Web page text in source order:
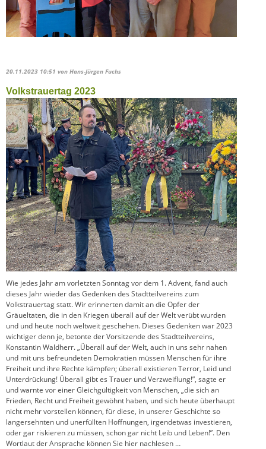
20.11.2023 10:51 von Hans-Jürgen Fuchs
Volkstrauertag 2023
Wie jedes Jahr am vorletzten Sonntag vor dem 1. Advent, fand auch
dieses Jahr wieder das Gedenken des Stadtteilvereins zum
Volkstrauertag statt. Wir erinnerten damit an die Opfer der
Gräueltaten, die in den Kriegen überall auf der Welt verübt wurden
und und heute noch weltweit geschehen. Dieses Gedenken war 2023
wichtiger denn je, betonte der Vorsitzende des Stadtteilvereins,
Konstantin Waldherr. „Überall auf der Welt, auch in uns sehr nahen
und mit uns befreundeten Demokratien müssen Menschen für ihre
Freiheit und ihre Rechte kämpfen; überall existieren Terror, Leid und
Unterdrückung! Überall gibt es Trauer und Verzweiflung!”, sagte er
und warnte vor einer Gleichgültigkeit von Menschen, „die sich an
Frieden, Recht und Freiheit gewöhnt haben, und sich heute überhaupt
nicht mehr vorstellen können, für diese, in unserer Geschichte so
langersehnten und unerfüllten Hoffnungen, irgendetwas investieren,
oder gar riskieren zu müssen, schon gar nicht Leib und Leben!”. Den
Wortlaut der Ansprache können Sie hier nachlesen …